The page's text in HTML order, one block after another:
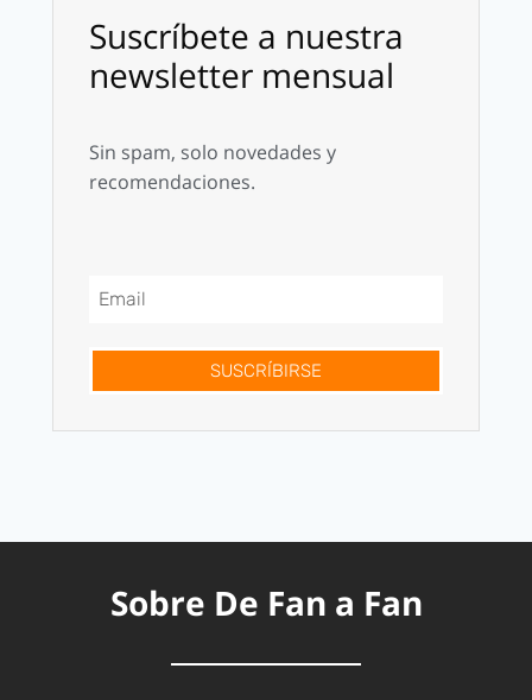
Suscríbete a nuestra
newsletter mensual
Sin spam, solo novedades y
recomendaciones.
SUSCRÍBIRSE
Sobre De Fan a Fan